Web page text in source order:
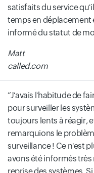
satisfaits du service
temps en déplacement
informé du statut de
Matt
called.com
J'avais l'habitude de
pour surveiller les
toujours lents à réagir,
remarquions le
surveillance ! Ce n'est
avons été informés